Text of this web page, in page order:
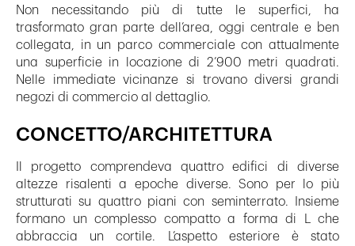
Non necessitando più di tutte le superfici, ha
trasformato gran parte dell’area, oggi centrale e ben
collegata, in un parco commerciale con attualmente
una superficie in locazione di 2’900 metri quadrati.
Nelle immediate vicinanze si trovano diversi grandi
negozi di commercio al dettaglio.
CONCETTO/ARCHITETTURA
Il progetto comprendeva quattro edifici di diverse
altezze risalenti a epoche diverse. Sono per lo più
strutturati su quattro piani con seminterrato. Insieme
formano un complesso compatto a forma di L che
abbraccia un cortile. L’aspetto esteriore è stato